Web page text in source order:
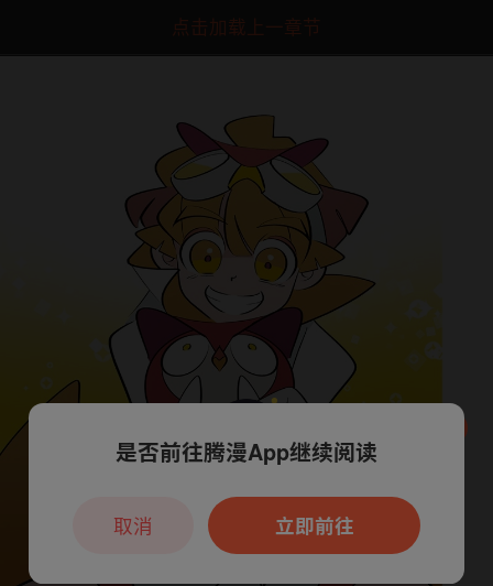
点击加载上一章节
本章节仅支持App阅读，可打开App新用
户7天免费看
是否前往腾漫App继续阅读
立即前往
取消